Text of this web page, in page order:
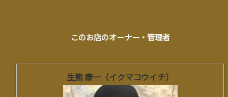
このお店のオーナー・管理者
生熊 康一（イクマコウイチ）